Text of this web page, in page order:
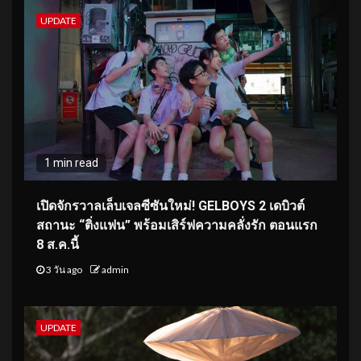
UPDATE
1 min read
เปิดจักรวาลเล็บเจลซีซันใหม่! GELBOYS 2 เดบิวต์
สถานะ “ติ่งแฟน” พร้อมเสิร์ฟความคลั่งรัก ตอนแรก
8 ส.ค.นี้
3 วัน ago admin
UPDATE